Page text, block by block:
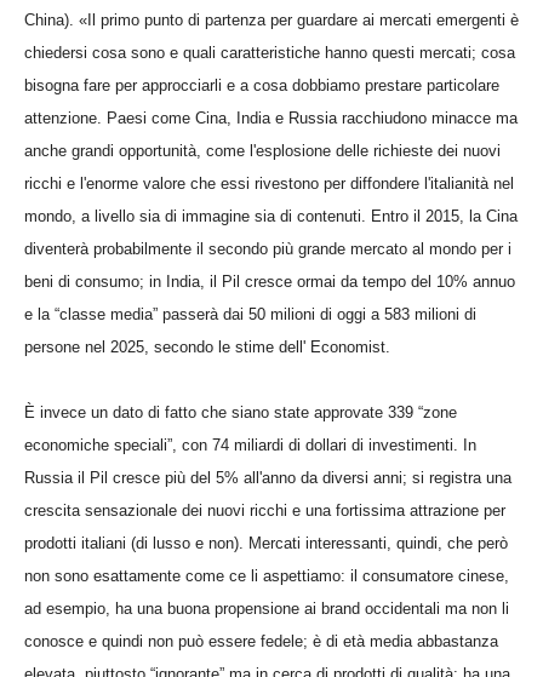
China). «Il primo punto di partenza per guardare ai mercati emergenti è
chiedersi cosa sono e quali caratteristiche hanno questi mercati; cosa
bisogna fare per approcciarli e a cosa dobbiamo prestare particolare
attenzione. Paesi come Cina, India e Russia racchiudono minacce ma
anche grandi opportunità, come l'esplosione delle richieste dei nuovi
ricchi e l'enorme valore che essi rivestono per diffondere l'italianità nel
mondo, a livello sia di immagine sia di contenuti. Entro il 2015, la Cina
diventerà probabilmente il secondo più grande mercato al mondo per i
beni di consumo; in India, il Pil cresce ormai da tempo del 10% annuo
e la “classe media” passerà dai 50 milioni di oggi a 583 milioni di
persone nel 2025, secondo le stime dell' Economist.
È invece un dato di fatto che siano state approvate 339 “zone
economiche speciali”, con 74 miliardi di dollari di investimenti. In
Russia il Pil cresce più del 5% all'anno da diversi anni; si registra una
crescita sensazionale dei nuovi ricchi e una fortissima attrazione per
prodotti italiani (di lusso e non). Mercati interessanti, quindi, che però
non sono esattamente come ce li aspettiamo: il consumatore cinese,
ad esempio, ha una buona propensione ai brand occidentali ma non li
conosce e quindi non può essere fedele; è di età media abbastanza